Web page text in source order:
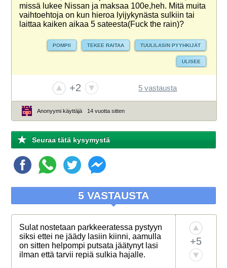
missä lukee Nissan ja maksaa 100e,heh. Mitä muita
vaihtoehtoja on kun hieroa lyijykynästa sulkiin tai
laittaa kaiken aikaa 5 sateesta(Fuck the rain)?
POMPII TEKEE RAITAA TUULILASIN PYYHKIJÄT
ULISEE
+2 5 vastausta
Anonyymi käyttäjä 14 vuotta sitten
Seuraa tätä kysymystä
5 VASTAUSTA
Sulat nostetaan parkkeeratessa pystyyn
siksi ettei ne jäädy lasiin kiinni, aamulla
on sitten helpompi putsata jäätynyt lasi
ilman että tarvii repiä sulkia hajalle.
+5